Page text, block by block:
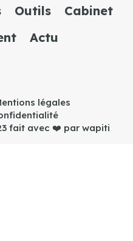
Outils
Cabinet
Actu
fait avec ❤️ par wapiti
légales